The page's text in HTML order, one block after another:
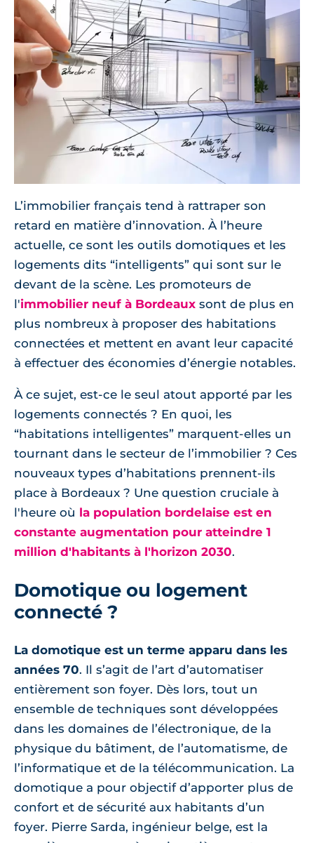
L’immobilier français tend à rattraper son
retard en matière d’innovation. À l’heure
actuelle, ce sont les outils domotiques et les
logements dits “intelligents” qui sont sur le
devant de la scène. Les promoteurs de
l'immobilier neuf à Bordeaux sont de plus en
plus nombreux à proposer des habitations
connectées et mettent en avant leur capacité
à effectuer des économies d’énergie notables.
À ce sujet, est-ce le seul atout apporté par les
logements connectés ? En quoi, les
“habitations intelligentes” marquent-elles un
tournant dans le secteur de l’immobilier ? Ces
nouveaux types d’habitations prennent-ils
place à Bordeaux ? Une question cruciale à
l'heure où la population bordelaise est en
constante augmentation pour atteindre 1
million d'habitants à l'horizon 2030.
Domotique ou logement
connecté ?
La domotique est un terme apparu dans les
années 70. Il s’agit de l’art d’automatiser
entièrement son foyer. Dès lors, tout un
ensemble de techniques sont développées
dans les domaines de l’électronique, de la
physique du bâtiment, de l’automatisme, de
l’informatique et de la télécommunication. La
domotique a pour objectif d’apporter plus de
confort et de sécurité aux habitants d’un
foyer. Pierre Sarda, ingénieur belge, est la